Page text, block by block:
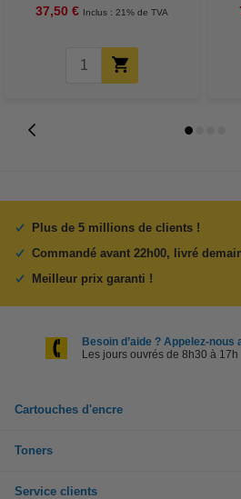
couleur
37,50 € Inclus : 21% de TVA
Plus de 5 millions de clients !
Commandé avant 22h00, livré
Meilleur prix garanti !
Besoin d’aide ? Appelez-nous
Les jours ouvrés de 8h30 à 17h
Cartouches d'encre
Toners
Service clients